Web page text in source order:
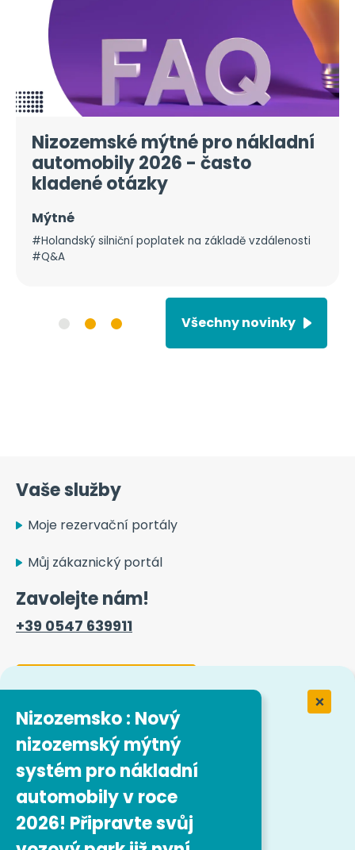
Nizozemsko : Nový
nizozemský mýtný
systém pro nákladní
automobily v roce
2026! Připravte svůj
Všechny novinky
Nizozemské mýtné pro nákladní
automobily 2026 - často
kladené otázky
Mýtné
#Holandský silniční poplatek na základě vzdálenosti
#Q&A
Vaše služby
Moje rezervační portály
Můj zákaznický portál
Zavolejte nám!
+39 0547 639911
Kontaktní formulář
Práce ve společnosti Easytrip
Transport Services
Naše pracovní nabídky